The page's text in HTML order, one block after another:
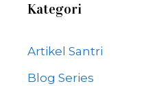
Kategori
Artikel Santri
Blog Series